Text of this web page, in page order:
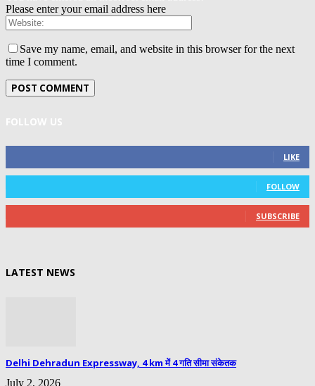
Please enter your email address here
Save my name, email, and website in this browser for the next
time I comment.
FOLLOW US
LIKE
FOLLOW
SUBSCRIBE
LATEST NEWS
Delhi Dehradun Expressway, 4 km में 4 गति सीमा संकेतक
July 2, 2026